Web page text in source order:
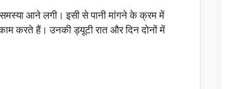
आने लगी। इसी से पानी मांगने के क्रम में
करते हैं। उनकी ड्यूटी रात और दिन दोनों में